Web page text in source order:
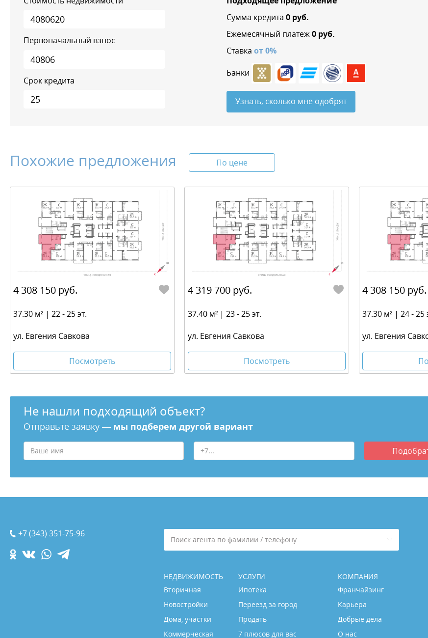
Первоначальный взнос
Срок кредита
Сумма кредита 0 руб.
Ежемесячный платеж 0 руб.
Ставка от0%
Банки
Узнать, сколько мне одобрят
Похожие предложения По цене
4 308 150 руб.
37.30 м² | 22 - 25 эт.
ул. Евгения Савкова
Посмотреть
4 319 700 руб.
37.40 м² | 23 - 25 эт.
ул. Евгения Савкова
Посмотреть
4 308 150 руб.
37.30 м² | 24 - 25
ул. Евгения
Не нашли подходящий объект?
Отправьте заявку — мы подберем другой вариант
+7 (343) 351-75-96
Поиск агента по фамилии / телефону
НЕДВИЖИМОСТЬ
Вторичная
Новостройки
Дома, участки
Коммерческая
УСЛУГИ
Ипотека
Переезд за город
Продать
7 плюсов для вас
КОМПАНИЯ
Франчайзинг
Карьера
Добрые дела
О нас